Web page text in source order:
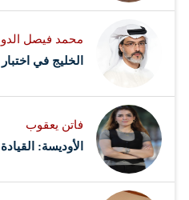
محمد فيصل
‏الخليج في
فاتن يعقوب
الأوديسة: